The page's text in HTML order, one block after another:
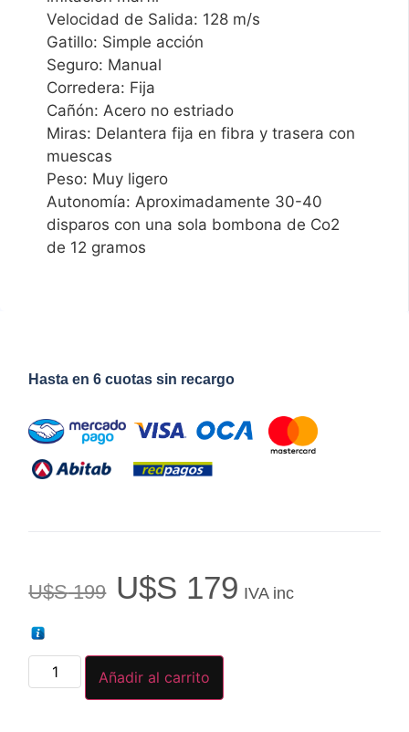
Velocidad de Salida: 128 m/s
Gatillo: Simple acción
Seguro: Manual
Corredera: Fija
Cañón: Acero no estriado
Miras: Delantera fija en fibra y trasera con
muescas
Peso: Muy ligero
Autonomía: Aproximadamente 30-40
disparos con una sola bombona de Co2
de 12 gramos
Hasta en 6 cuotas sin recargo
U$S199 U$S 179 IVA inc
Añadir al carrito